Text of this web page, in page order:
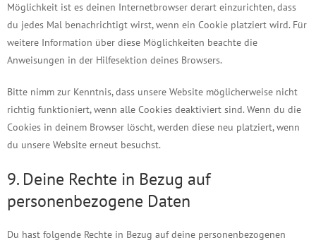
Möglichkeit ist es deinen Internetbrowser derart einzurichten, dass
du jedes Mal benachrichtigt wirst, wenn ein Cookie platziert wird. Für
weitere Information über diese Möglichkeiten beachte die
Anweisungen in der Hilfesektion deines Browsers.
Bitte nimm zur Kenntnis, dass unsere Website möglicherweise nicht
richtig funktioniert, wenn alle Cookies deaktiviert sind. Wenn du die
Cookies in deinem Browser löscht, werden diese neu platziert, wenn
du unsere Website erneut besuchst.
9. Deine Rechte in Bezug auf
personenbezogene Daten
Du hast folgende Rechte in Bezug auf deine personenbezogenen